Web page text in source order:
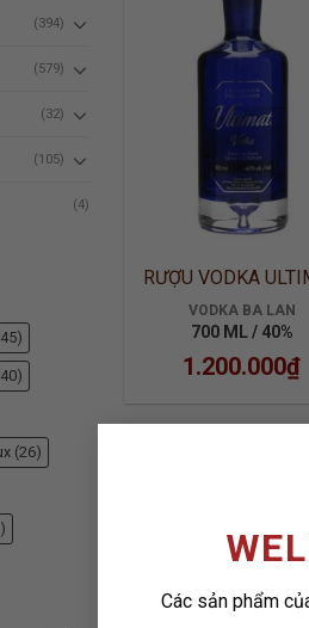
Các sản phẩm
(394)
(579)
(32)
(105)
(4)
(26)
ADD TO
RƯỢU VODKA
VODKA BA LAN
700 ML / 40%
1.200.000₫